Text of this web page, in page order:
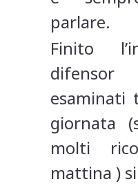
parlare.
Finito
esaminati
giornata
molti
mattina )